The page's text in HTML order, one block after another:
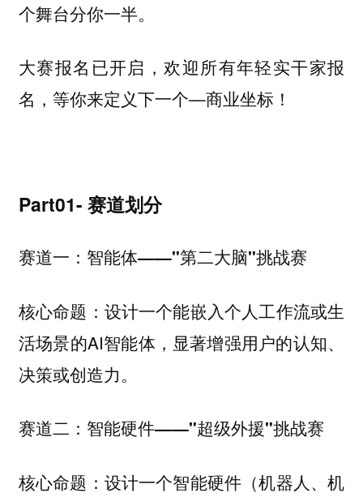
个舞台分你一半。
大赛报名已开启，欢迎所有年轻实干家报
名，等你来定义下一个—商业坐标！
Part01- 赛道划分
赛道一： 智能体——"第二大脑"挑战赛
核心命题：设计一个能嵌入个人工作流或生
活场景的AI智能体，显著增强用户的认知、
决策或创造力。
赛道二：智能硬件——"超级外援"挑战赛
核心命题：设计一个智能硬件（机器人、机